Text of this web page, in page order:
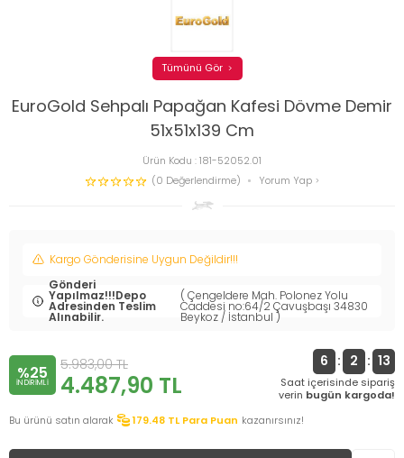
EuroGold Sehpalı Papağan Kafesi Dövme Demir
51x51x139 Cm
Ürün Kodu :181-52052.01
(0 Değerlendirme)
Yorum Yap
Tümünü Gör
Kargo Gönderisine Uygun Değildir!!!
Gönderi
Yapılmaz!!!Depo
Adresinden Teslim
Alınabilir.
( Çengeldere Mah. Polonez Yolu
Caddesi no:64/2 Çavuşbaşı 34830
Beykoz / İstanbul )
%25
INDIRIMLI
5.983,00TL
4.487,90 TL
6 : 2 : 13
Saat içerisinde sipariş
verin bugün kargoda!
Bu ürünü satın alarak
179.48 TL Para Puan kazanırsınız!